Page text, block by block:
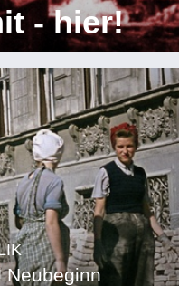
- hier!
Neubeginn